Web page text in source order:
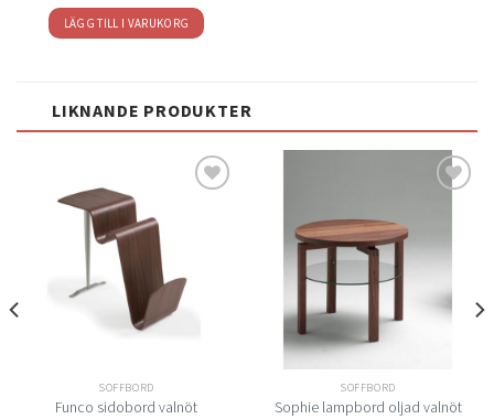
LÄGG TILL I VARUKORG
LIKNANDE PRODUKTER
SOFFBORD
Funco sidobord valnöt
SOFFBORD
Sophie lampbord oljad valnöt